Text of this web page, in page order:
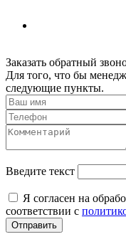
Заказать обратный
Для того, что бы
следующие пункты.
Введите текст
Я согласен на
соответствии с
Отправить